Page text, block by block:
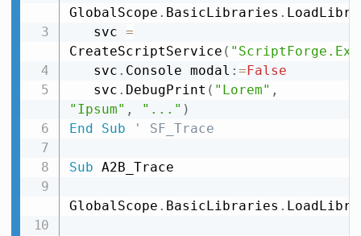
GlobalScope . BasicLibraries .
   svc
=
CreateScriptService (
   svc
. Console modal : = False
   svc
. DebugPrint ( "Lorem" ,
"Ipsum" , "..." )
End
Sub ' SF_Trace
Sub A2B_Trace
GlobalScope . BasicLibraries .